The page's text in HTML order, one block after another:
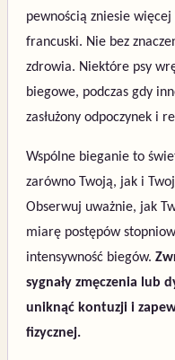
pewnością zniesie
francuski. Nie bez
zdrowia. Niektóre psy
biegowe, podczas gdy
zasłużony odpoczynek i
Wspólne bieganie to
zarówno Twoją, jak i
Obserwuj uważnie, jak
miarę postępów
intensywność biegów.
sygnały zmęczenia lub
uniknąć kontuzji i
fizycznej.